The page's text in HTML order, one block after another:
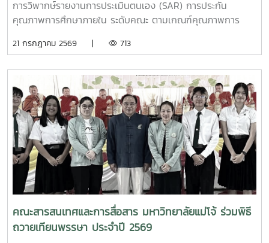
หารือFacebook
:https://www.facebook.com/icmaejoWebsite
การวิพากษ์รายงานการประเมินตนเอง (SAR) การประกัน
คุณภาพการศึกษาภายใน ระดับคณะ ตามเกณฑ์คุณภาพการ
2568 เมื่อวันจันทร์ที่ 20 กรกฎาคม 2569 ณ ห้อง InC 103 ชั้น
แม่โจ้ในการนี้ รองศาสตราจารย์ ดร.สมเกียรติ ชัยพิบูลย์ คณบดี
คณะสารสนเทศและการสื่อสาร มหาวิทยาลัยแม่โจ้ ได้นำคณะผู้
บริหารและบุคลากรของคณะเข้าร่วมรับการวิพากษ์รายงานการ
ประเมินตนเอง (SAR) เพื่อรับข้อเสนอแนะจากผู้ทรงคุณวุฒิ
ภายนอก อันจะนำไปสู่การพัฒนาและยกระดับคุณภาพการบริหาร
จัดการองค์กรให้เป็นไปตามเกณฑ์ EdPEx (Education Criteria
for Performance Excellence) อย่างมีประสิทธิภาพ การ
วิพากษ์ครั้งนี้ได้รับเกียรติจากผู้ทรงคุณวุฒิ ได้แก่ รอง
ศาสตราจารย์ แพทย์หญิงสุพินดา คูณมี ประธานกรรมการ
วิพากษ์ SAR EdPExอาจารย์ประจำสาขาวิชาพยาธิวิทยา คณะ
แพทยศาสตร์ มหาวิทยาลัยขอนแก่น และผู้ช่วยศาสตราจารย์
ดร.ประกฤติยา ทักษิโณ กรรมการวิพากษ์ รองคณบดีฝ่าย
21 กรกฎาคม 2569 | 713
คณะสารสนเทศและการสื่อสาร มหาวิทยาลัยแม่โจ้ ร่วมพิธี
ถวายเทียนพรรษา ประจำปี 2569